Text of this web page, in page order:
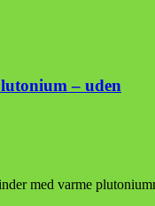
– uden
med varme